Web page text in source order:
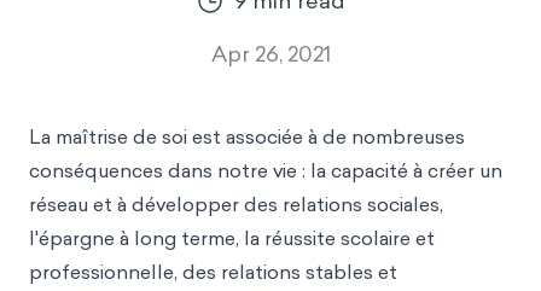
Apr 26, 2021
La maîtrise de soi est associée à de nombreuses
conséquences dans notre vie : la capacité à créer un
réseau et à développer des relations sociales,
l'épargne à long terme, la réussite scolaire et
professionnelle, des relations stables et